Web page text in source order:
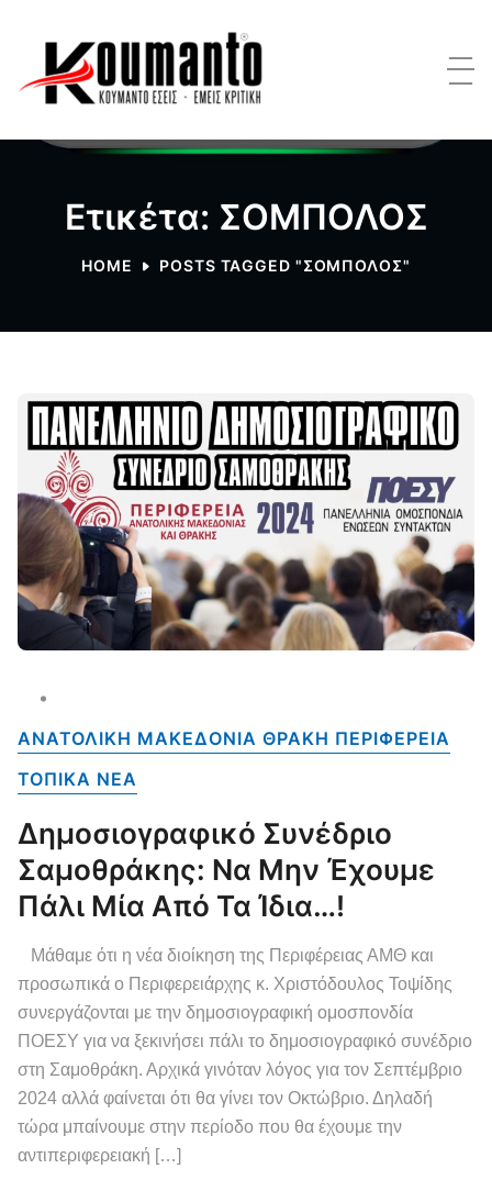
Ετικέτα: ΣΟΜΠΟΛΟΣ
HOME POSTS TAGGED "ΣΟΜΠΟΛΟΣ"
ΑΝΑΤΟΛΙΚΗ ΜΑΚΕΔΟΝΙΑ ΘΡΑΚΗ ΠΕΡΙΦΕΡΕΙΑ
ΤΟΠΙΚΑ NEA
Δημοσιογραφικό Συνέδριο
Σαμοθράκης: Να Μην Έχουμε
Πάλι Μία Από Τα Ίδια…!
Μάθαμε ότι η νέα διοίκηση της Περιφέρειας ΑΜΘ και
προσωπικά ο Περιφερειάρχης κ. Χριστόδουλος Τοψίδης
συνεργάζονται με την δημοσιογραφική ομοσπονδία
ΠΟΕΣΥ για να ξεκινήσει πάλι το δημοσιογραφικό συνέδριο
στη Σαμοθράκη. Αρχικά γινόταν λόγος για τον Σεπτέμβριο
2024 αλλά φαίνεται ότι θα γίνει τον Οκτώβριο. Δηλαδή
τώρα μπαίνουμε στην περίοδο που θα έχουμε την
αντιπεριφερειακή […]